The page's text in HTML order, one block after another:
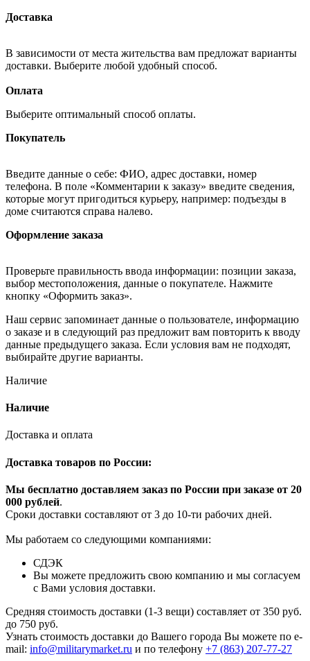
Доставка
В зависимости от места жительства вам предложат варианты
доставки. Выберите любой удобный способ.
Оплата
Выберите оптимальный способ оплаты.
Покупатель
Введите данные о себе: ФИО, адрес доставки, номер
телефона. В поле «Комментарии к заказу» введите сведения,
которые могут пригодиться курьеру, например: подъезды в
доме считаются справа налево.
Оформление заказа
Проверьте правильность ввода информации: позиции заказа,
выбор местоположения, данные о покупателе. Нажмите
кнопку «Оформить заказ».
Наш сервис запоминает данные о пользователе, информацию
о заказе и в следующий раз предложит вам повторить к вводу
данные предыдущего заказа. Если условия вам не подходят,
выбирайте другие варианты.
Наличие
Наличие
Доставка и оплата
Доставка товаров по России:
Мы бесплатно доставляем заказ по России при заказе от 20
000 рублей.
Сроки доставки составляют от 3 до 10-ти рабочих дней.
Мы работаем со следующими компаниями:
СДЭК
Вы можете предложить свою компанию и мы согласуем
с Вами условия доставки.
Средняя стоимость доставки (1-3 вещи) составляет от 350 руб.
до 750 руб.
Узнать стоимость доставки до Вашего города Вы можете по e-
mail: info@militarymarket.ru и по телефону +7 (863) 207-77-27